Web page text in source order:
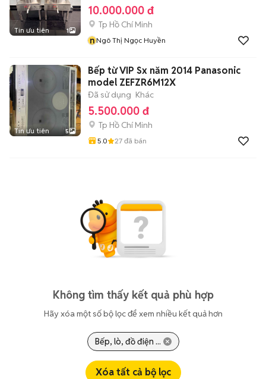
Tin ưu tiên 1
10.000.000 đ
Tp Hồ Chí Minh
nNgô Thị Ngọc Huyền
Tin ưu tiên 5
Bếp từ VIP Sx năm 2014 Panasonic
model ZEFZR6M12X
Đã sử dụng Khác
5.500.000 đ
Tp Hồ Chí Minh
5.0 27 đã bán
Không tìm thấy kết quả phù hợp
Hãy xóa một số bộ lọc để xem nhiều kết quả hơn
Bếp, lò, đồ điện ...
Xóa tất cả bộ lọc